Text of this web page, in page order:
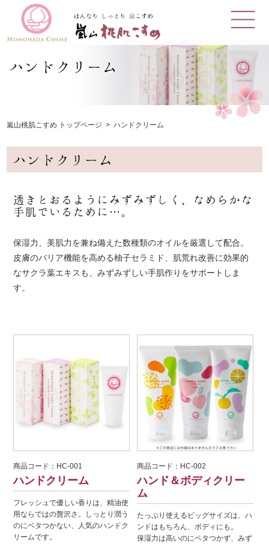
ハンドクリーム
嵐山桃肌こすめ トップページ ハンドクリーム
ハンドクリーム
透きとおるようにみずみずしく、なめらかな
手肌でいるために…。
保湿力、美肌力を兼ね備えた数種類のオイルを厳選して配合。
皮膚のバリア機能を高める柚子セラミド、肌荒れ改善に効果的
なサクラ葉エキスも、みずみずしい手肌作りをサポートしま
す。
商品コード：HC-001
ハンドクリーム
フレッシュで優しい香りは、精油使
用ならではの贅沢さ。しっとり潤う
のにベタつかない、人気のハンドク
リームです。
商品コード：HC-002
ハンド＆ボディクリー
ム
たっぷり使えるビッグサイズは、ハ
ンドはもちろん、ボディにも。
保湿力は高いのにベタつかず、みず